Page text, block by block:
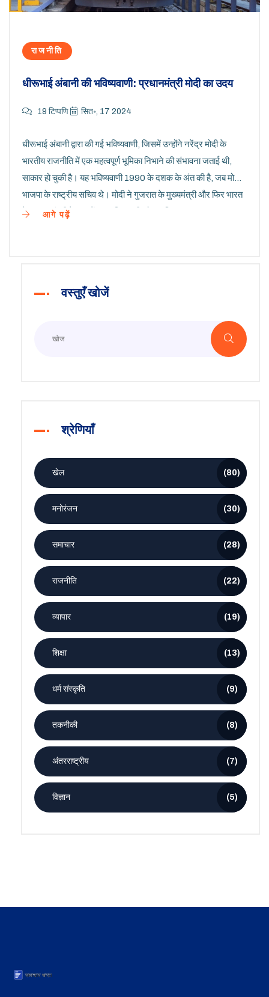
राजनीति
धीरूभाई अंबानी की भविष्यवाणी: प्रधानमंत्री मोदी का उदय
19 टिप्पणि सित॰, 17 2024
धीरूभाई अंबानी द्वारा की गई भविष्यवाणी, जिसमें उन्होंने नरेंद्र मोदी के
भारतीय राजनीति में एक महत्वपूर्ण भूमिका निभाने की संभावना जताई थी,
साकार हो चुकी है। यह भविष्यवाणी 1990 के दशक के अंत की है, जब मोदी
भाजपा के राष्ट्रीय सचिव थे। मोदी ने गुजरात के मुख्यमंत्री और फिर भारत
के प्रधानमंत्री के रूप में इस भविष्यवाणी को पूरा किया।
आगे पढ़ें
वस्तुएँ खोजें
श्रेणियाँ
खेल (80)
मनोरंजन (30)
समाचार (28)
राजनीति (22)
व्यापार (19)
शिक्षा (13)
धर्म संस्कृति (9)
तकनीकी (8)
अंतरराष्ट्रीय (7)
विज्ञान (5)